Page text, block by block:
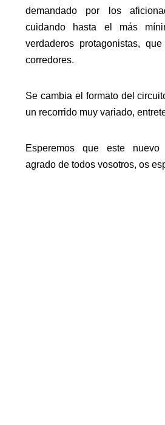
demandado por los
cuidando hasta el más
verdaderos protagonistas,
corredores.
Se cambia el formato del
un recorrido muy variado,
Esperemos que este nuevo
agrado de todos vosotros, os